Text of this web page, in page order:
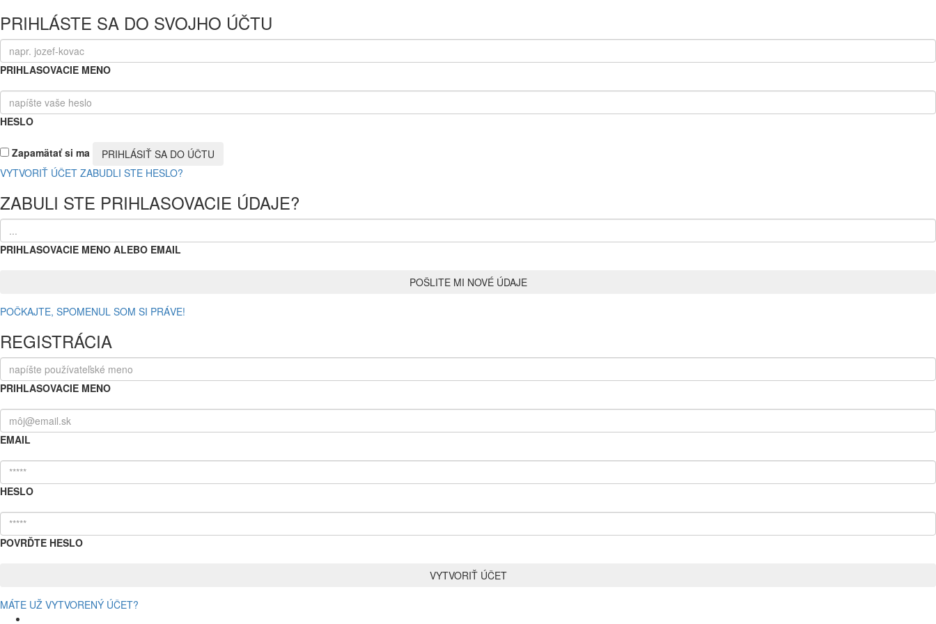
PRIHLÁSTE SA DO SVOJHO ÚČTU
PRIHLASOVACIE MENO
HESLO
Zapamätať si ma
VYTVORIŤ ÚČET ZABUDLI STE HESLO?
ZABULI STE PRIHLASOVACIE ÚDAJE?
PRIHLASOVACIE MENO ALEBO EMAIL
POČKAJTE, SPOMENUL SOM SI PRÁVE!
REGISTRÁCIA
PRIHLASOVACIE MENO
EMAIL
HESLO
POVRĎTE HESLO
MÁTE UŽ VYTVORENÝ ÚČET?